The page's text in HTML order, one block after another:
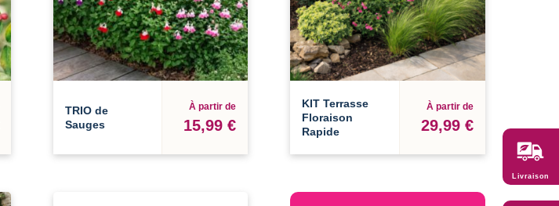
TRIO de
Sauges
À partir de
15,99 €
KIT Terrasse
Floraison
Rapide
À partir de
29,99 €
Livraison